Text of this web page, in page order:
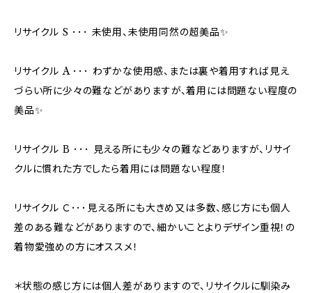
リサイクル S ･･･ 未使用、未使用同然の超美品✨
リサイクル A ･･･ わずかな使用感、または裏や着用すれば見え
づらい所に少々の難などがありますが、着用には問題ない程度の
美品✨
リサイクル B ･･･ 見える所にも少々の難などありますが、リサイ
クルに慣れた方でしたら着用には問題ない程度！
リサイクル Ｃ･･･見える所にも大きめ又は多数、感じ方にも個人
差のある難などがありますので、細かいことよりデザイン重視！の
着物愛強めの方にオススメ！
＊状態の感じ方には個人差がありますので、リサイクルに馴染み